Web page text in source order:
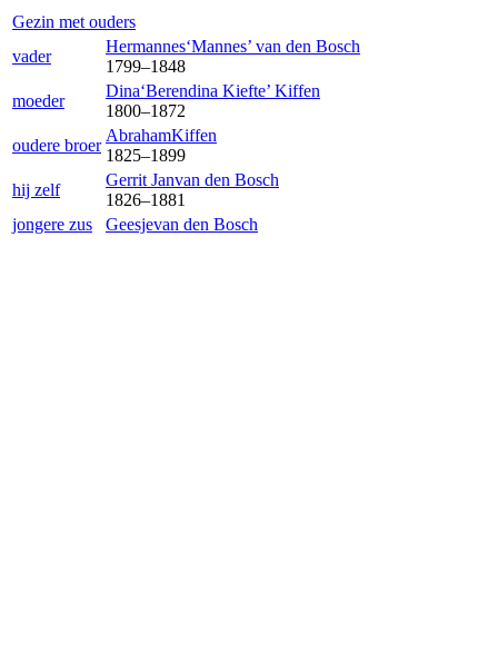
Gezin met ouders
vader
Hermannes‘Mannes’ van den Bosch
1799–1848
moeder
Dina‘Berendina Kiefte’ Kiffen
1800–1872
oudere broer
AbrahamKiffen
1825–1899
hij zelf
Gerrit Janvan den Bosch
1826–1881
jongere zus
Geesjevan den Bosch